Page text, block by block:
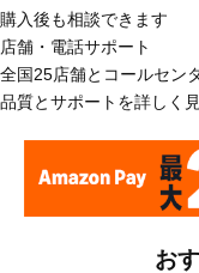
購入後も相談できます
店舗・電話サポート
全国25店舗とコールセン
品質とサポートを詳しく
お